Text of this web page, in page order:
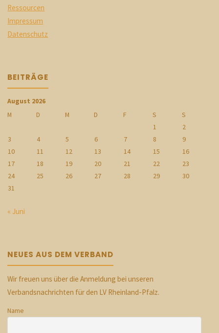
Ressourcen
Impressum
Datenschutz
BEITRÄGE
August 2026
M
D M D F S
S
1
2
3
4 5 6 7 8
9
10
11 12 13 14 15
16
17
18 19 20 21 22
23
24
25 26 27 28 29
30
31
« Juni
NEUES AUS DEM VERBAND
Wir freuen uns über die Anmeldung bei unseren
Verbandsnachrichten für den LV Rheinland-Pfalz.
Name